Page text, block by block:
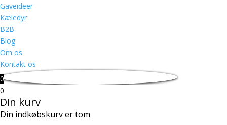
Gaveideer
Kæledyr
B2B
Blog
Om os
Kontakt os
0
0
Din kurv
Din indkøbskurv er tom